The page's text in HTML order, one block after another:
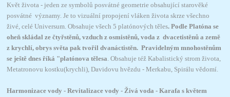
Květ života - jeden ze symbolů posvátné geometrie obsahující starověké
posvátné významy. Je to vizuální propojení vláken života skrze všechno
živé, celé Universum. Obsahuje všech 5 platónových těles. Podle Platóna se
oheň skládal ze čtyřstěnů, vzduch z osmistěnů, voda z dvacetistěnů a země
z krychlí, obrys světa pak tvořil dvanáctistěn. Pravidelným mnohostěnům
se ještě dnes říká "platónova tělesa. Obsahuje též Kabalistický strom života,
Metatronovu kostku(krychli), Davidovu hvězdu - Merkabu, Spirálu vědomí.
Harmonizace vody - Revitalizace vody - Živá voda - Karafa s květem